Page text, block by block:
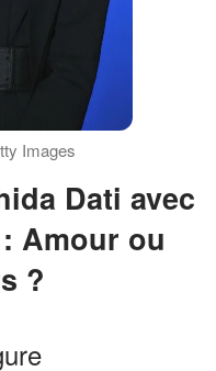
Images
Amour ou
?